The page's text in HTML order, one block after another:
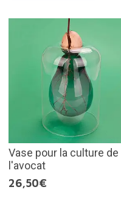
Vase pour la culture de
l'avocat
26,50€